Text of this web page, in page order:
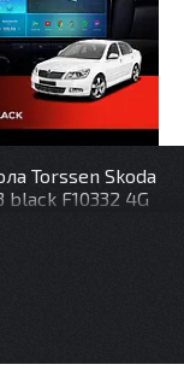
Torssen Skoda
black F10332 4G